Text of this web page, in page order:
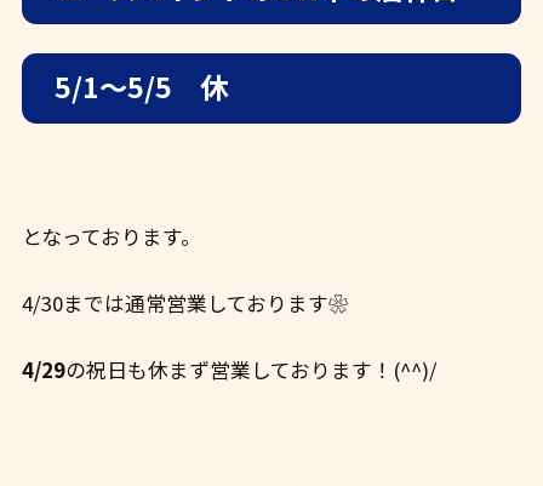
5/1～5/5 休
となっております。
4/30までは通常営業しております❀
4/29の祝日も休まず営業しております！(^^)/